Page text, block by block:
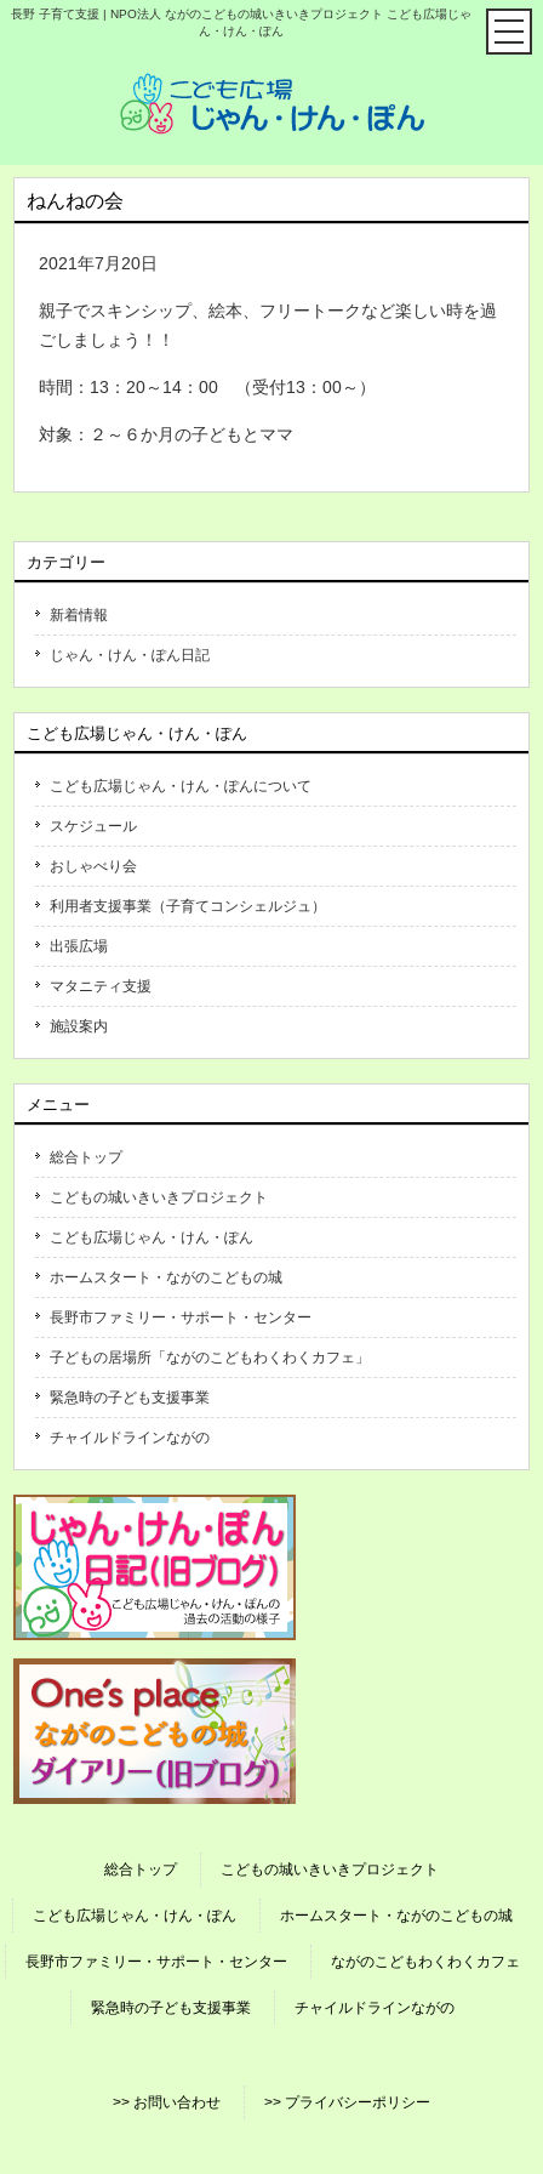
長野 子育て支援 | NPO法人 ながのこどもの城いきいきプロジェクト こども広場じゃ
ん・けん・ぽん
ねんねの会
2021年7月20日
親子でスキンシップ、絵本、フリートークなど楽しい時を過
ごしましょう！！
時間：13：20～14：00 （受付13：00～）
対象：２～６か月の子どもとママ
カテゴリー
新着情報
じゃん・けん・ぽん日記
こども広場じゃん・けん・ぽん
こども広場じゃん・けん・ぽんについて
スケジュール
おしゃべり会
利用者支援事業（子育てコンシェルジュ）
出張広場
マタニティ支援
施設案内
メニュー
総合トップ
こどもの城いきいきプロジェクト
こども広場じゃん・けん・ぽん
ホームスタート・ながのこどもの城
長野市ファミリー・サポート・センター
子どもの居場所「ながのこどもわくわくカフェ」
緊急時の子ども支援事業
チャイルドラインながの
総合トップ こどもの城いきいきプロジェクト
こども広場じゃん・けん・ぽん ホームスタート・ながのこどもの城
長野市ファミリー・サポート・センター ながのこどもわくわくカフェ
緊急時の子ども支援事業 チャイルドラインながの
>> お問い合わせ >> プライバシーポリシー